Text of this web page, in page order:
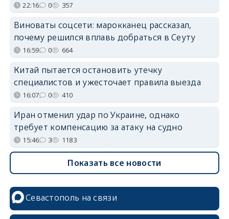
22:16 0 357
Виноваты соцсети: марокканец рассказал,
почему решился вплавь добраться в Сеуту
16:59 0 664
Китай пытается остановить утечку
специалистов и ужесточает правила выезда
16:07 0 410
Иран отменил удар по Украине, однако
требует компенсацию за атаку на судно
15:46 3 1183
Показать все новости
Севастополь на связи